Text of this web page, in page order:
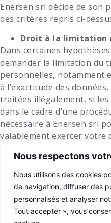
Nous respectons
Nous utilisons des cookies
de navigation, diffuser des
personnalisés et analyser
Tout accepter », vous
Enersen srl décide de son
des critères repris ci-
Droit à la limitation
Dans certaines
demander la limitation du
personnelles, notamment
à l’exactitude des
traitées illégalement, si
dans le cadre d’une
nécessaire à Enersen srl
valablement exercer votre
Droit d’opposition
moment au traitement de
Enersen srlcessera le
personnelles, à moins
qu’il existe des motifs